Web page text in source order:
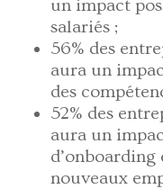
un impact
salariés ;
56% des
aura un
des
52% des
aura un
d’onboarding
nouveaux